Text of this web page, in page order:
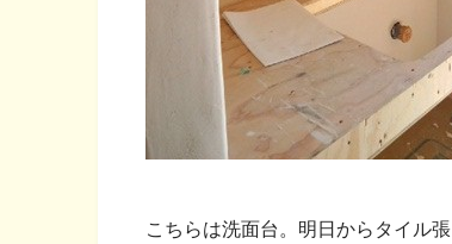
こちらは洗面台。明日からタイル